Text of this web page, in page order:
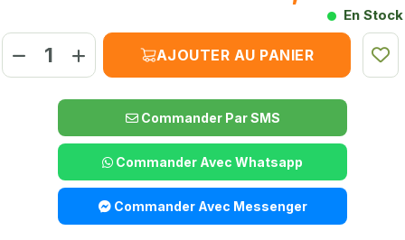
En Stock
AJOUTER AU PANIER
Commander Par SMS
Commander Avec Whatsapp
Commander Avec Messenger